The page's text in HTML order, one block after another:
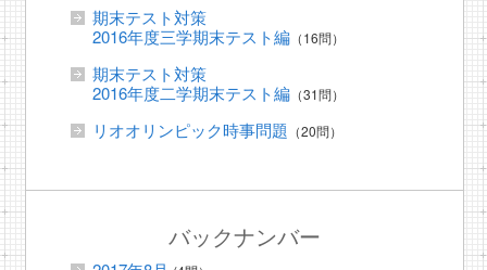
期末テスト対策
2016年度三学期末テスト編（16問）
期末テスト対策
2016年度二学期末テスト編（31問）
リオオリンピック時事問題 （20問）
バックナンバー